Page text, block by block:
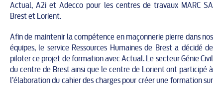
Actual, A2i et Adecco pour les centres de travaux MARC SA
Brest et Lorient.
Afin de maintenir la compétence en maçonnerie pierre dans nos
équipes, le service Ressources Humaines de Brest a décidé de
piloter ce projet de formation avec Actual. Le secteur Génie Civil
du centre de Brest ainsi que le centre de Lorient ont participé à
l’élaboration du cahier des charges pour créer une formation sur